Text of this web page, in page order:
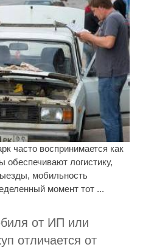
часто воспринимается как
обеспечивают логистику,
мобильность
момент тот ...
от ИП или
отличается от